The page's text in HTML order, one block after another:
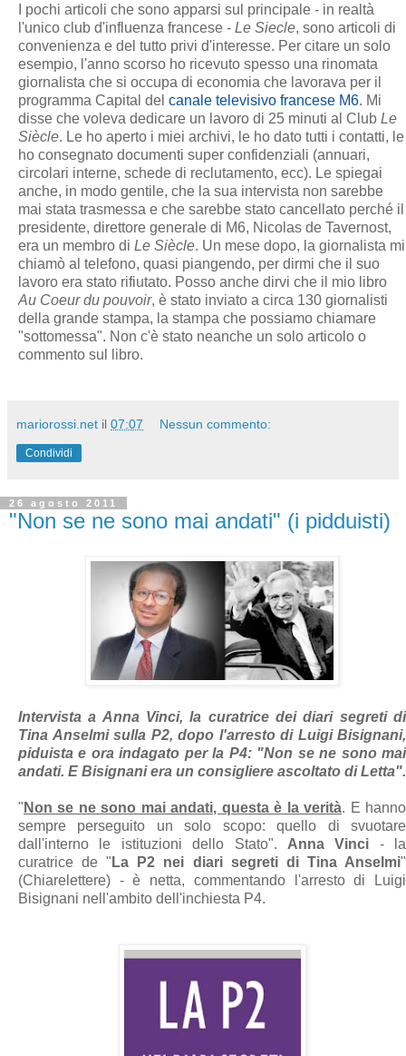
I pochi articoli che sono apparsi sul principale - in realtà
l'unico club d'influenza francese - Le Siecle, sono articoli di
convenienza e del tutto privi d'interesse. Per citare un solo
esempio, l'anno scorso ho ricevuto spesso una rinomata
giornalista che si occupa di economia che lavorava per il
programma Capital del canale televisivo francese M6. Mi
disse che voleva dedicare un lavoro di 25 minuti al Club Le
Siècle. Le ho aperto i miei archivi, le ho dato tutti i contatti, le
ho consegnato documenti super confidenziali (annuari,
circolari interne, schede di reclutamento, ecc). Le spiegai
anche, in modo gentile, che la sua intervista non sarebbe
mai stata trasmessa e che sarebbe stato cancellato perché il
presidente, direttore generale di M6, Nicolas de Tavernost,
era un membro di Le Siècle. Un mese dopo, la giornalista mi
chiamò al telefono, quasi piangendo, per dirmi che il suo
lavoro era stato rifiutato. Posso anche dirvi che il mio libro
Au Coeur du pouvoir, è stato inviato a circa 130 giornalisti
della grande stampa, la stampa che possiamo chiamare
"sottomessa". Non c'è stato neanche un solo articolo o
commento sul libro.
mariorossi.net il 07:07 Nessun commento:
Condividi
26 agosto 2011
"Non se ne sono mai andati" (i pidduisti)
Intervista a Anna Vinci, la curatrice dei diari segreti di
Tina Anselmi sulla P2, dopo l'arresto di Luigi Bisignani,
piduista e ora indagato per la P4: "Non se ne sono mai
andati. E Bisignani era un consigliere ascoltato di Letta".
" Non se ne sono mai andati, questa è la verità. E hanno
sempre perseguito un solo scopo: quello di svuotare
dall'interno le istituzioni dello Stato". Anna Vinci - la
curatrice de " La P2 nei diari segreti di Tina Anselmi"
(Chiarelettere) - è netta, commentando l'arresto di Luigi
Bisignani nell'ambito dell'inchiesta P4.